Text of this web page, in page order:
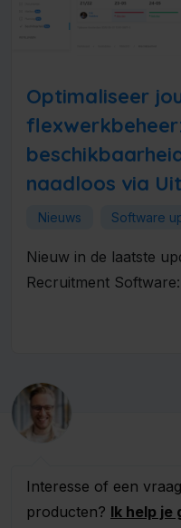
Optimaliseer
naadloos via
Nieuws Software
Nieuw in de laatste
Recruitment
Interesse of een
producten? Ik help je